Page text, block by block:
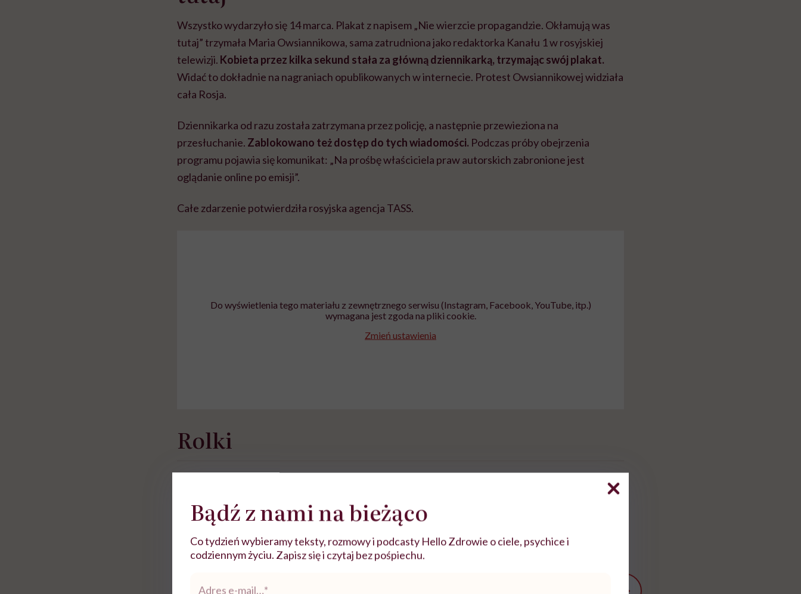
Wszystko wydarzyło się 14 marca. Plakat z napisem „Nie wierzcie propagandzie. Okłamują was
tutaj” trzymała Maria Owsiannikowa, sama zatrudniona jako redaktorka Kanału 1 w rosyjskiej
telewizji. Kobieta przez kilka sekund stała za główną dziennikarką, trzymając swój plakat.
Widać to dokładnie na nagraniach opublikowanych w internecie. Protest Owsiannikowej widziała
cała Rosja.
Dziennikarka od razu została zatrzymana przez policję, a następnie przewieziona na
przesłuchanie. Zablokowano też dostęp do tych wiadomości. Podczas próby obejrzenia
programu pojawia się komunikat: „Na prośbę właściciela praw autorskich zabronione jest
oglądanie online po emisji”.
Całe zdarzenie potwierdziła rosyjska agencja TASS.
Do wyświetlenia tego materiału z zewnętrznego serwisu (Instagram, Facebook, YouTube, itp.)
wymagana jest zgoda na pliki cookie.
Zmień ustawienia
Rolki
Bądź z nami na bieżąco
Co tydzień wybieramy teksty, rozmowy i podcasty Hello Zdrowie o ciele, psychice i
codziennym życiu. Zapisz się i czytaj bez pośpiechu.